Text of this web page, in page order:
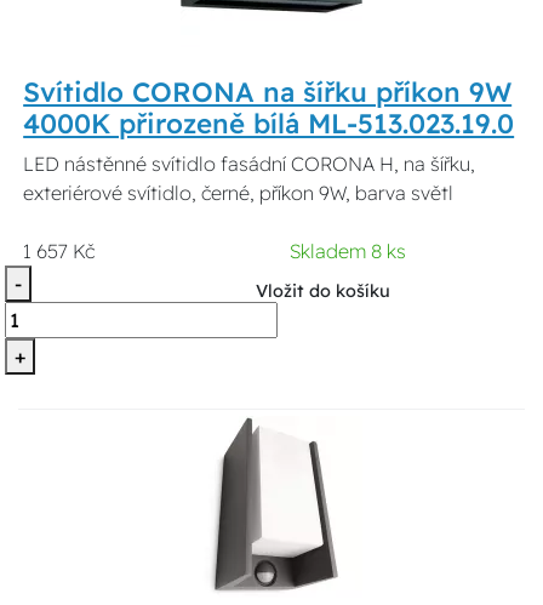
Svítidlo CORONA na šířku příkon 9W
4000K přirozeně bílá ML-513.023.19.0
LED nástěnné svítidlo fasádní CORONA H, na šířku,
exteriérové svítidlo, černé, příkon 9W, barva světl
1 657 Kč
Skladem 8 ks
-
+
Vložit do košíku